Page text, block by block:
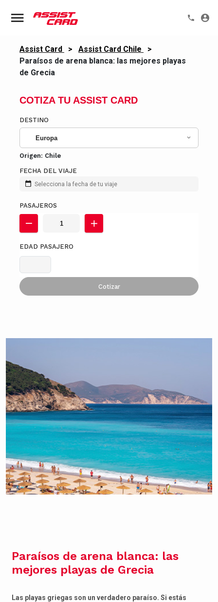
Assist Card > Assist Card Chile
>
Paraísos de arena blanca: las mejores playas
de Grecia
COTIZA TU ASSIST CARD
DESTINO
Europa
Origen: Chile
FECHA DEL VIAJE
Selecciona la fecha de tu viaje
PASAJEROS
EDAD PASAJERO
Cotizar
Paraísos de arena blanca: las
mejores playas de Grecia
Las playas griegas son un verdadero paraíso. Si estás